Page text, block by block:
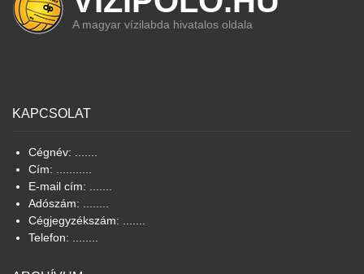
A magyar vízilabda hivatalos oldala
KAPCSOLAT
Cégnév: .......
Cím: ...........
E-mail cím: .......
Adószám: ........
Cégjegyzékszám: .......
Telefon: ........